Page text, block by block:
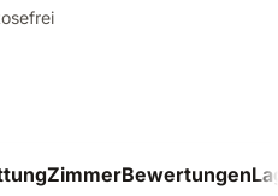
ZimmerBewertungen